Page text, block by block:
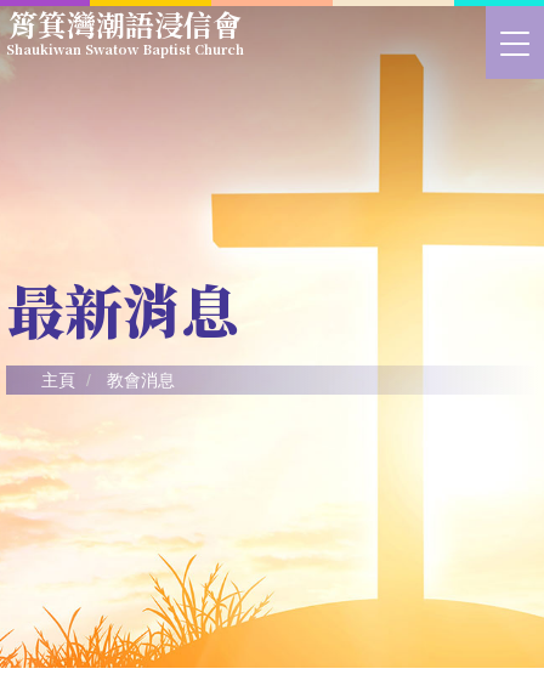
Skip
to
>
切
單
筲箕灣潮語浸信會
Shaukiwan Swatow Baptist Church
最新消息
主頁 教會消息